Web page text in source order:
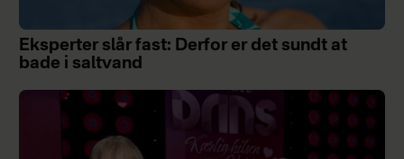
Eksperter slår fast: Derfor er det sundt at
bade i saltvand